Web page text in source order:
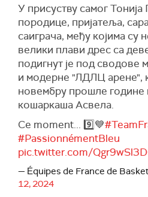
У присуству самог
породице, пријатеља,
саиграча, међу којима су
велики плави дрес са
подигнут је под сводове
и модерне "ЛДЛЦ арене",
новембру прошле године
кошаркаша Асвела.
Ce moment... 9️⃣💙
#PassionnémentBleu
pic.twitter.com/
— Équipes de France de
12, 2024